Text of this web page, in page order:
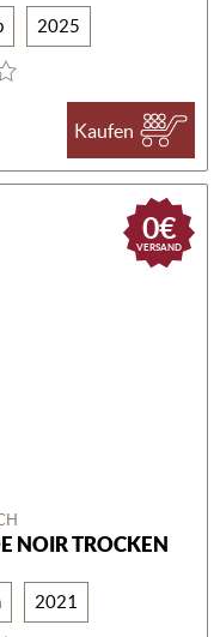
2025
Kaufen
0€
VERSAND
NOIR TROCKEN
2021